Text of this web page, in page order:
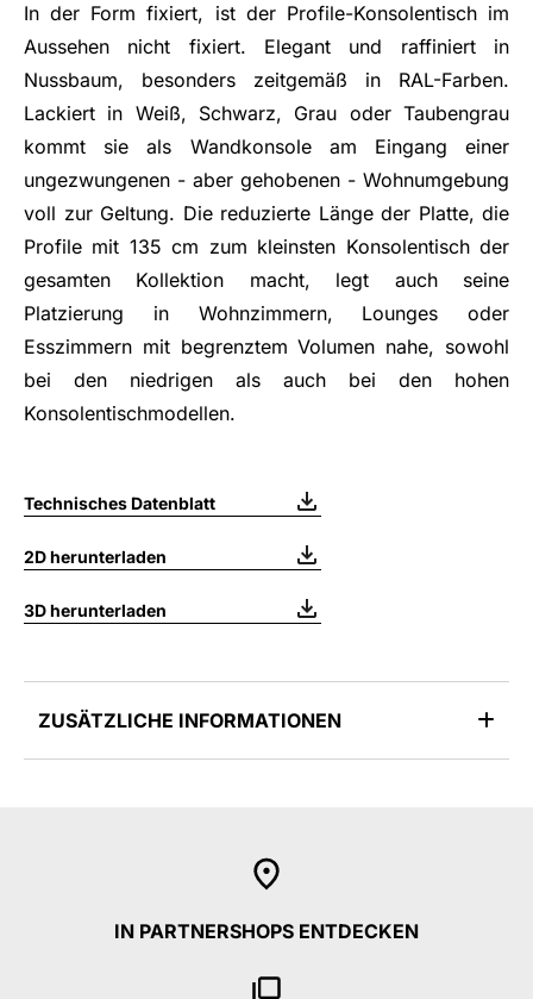
In der Form fixiert, ist der Profile-Konsolentisch im
Aussehen nicht fixiert. Elegant und raffiniert in
Nussbaum, besonders zeitgemäß in RAL-Farben.
Lackiert in Weiß, Schwarz, Grau oder Taubengrau
kommt sie als Wandkonsole am Eingang einer
ungezwungenen - aber gehobenen - Wohnumgebung
voll zur Geltung. Die reduzierte Länge der Platte, die
Profile mit 135 cm zum kleinsten Konsolentisch der
gesamten Kollektion macht, legt auch seine
Platzierung in Wohnzimmern, Lounges oder
Esszimmern mit begrenztem Volumen nahe, sowohl
bei den niedrigen als auch bei den hohen
Konsolentischmodellen.
Technisches Datenblatt
2D herunterladen
3D herunterladen
ZUSÄTZLICHE INFORMATIONEN
IN PARTNERSHOPS ENTDECKEN